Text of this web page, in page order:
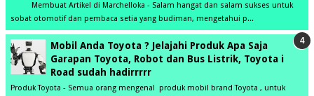
Membuat Artikel di Marchelloka - Salam hangat dan salam sukses untuk
sobat otomotif dan pembaca setia yang budiman, mengetahui p...
Mobil Anda Toyota ? Jelajahi Produk Apa Saja
Garapan Toyota, Robot dan Bus Listrik, Toyota i
Road sudah hadirrrrr
Produk Toyota - Semua orang mengenal produk mobil brand Toyota , untuk